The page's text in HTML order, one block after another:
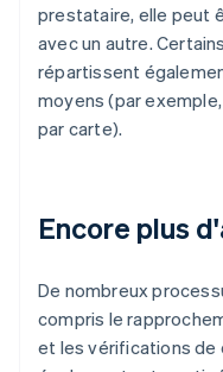
prestataire, elle peut
avec un autre.
répartissent
moyens (par
par carte).
Encore plus
De nombreux
compris le
et les vérifications